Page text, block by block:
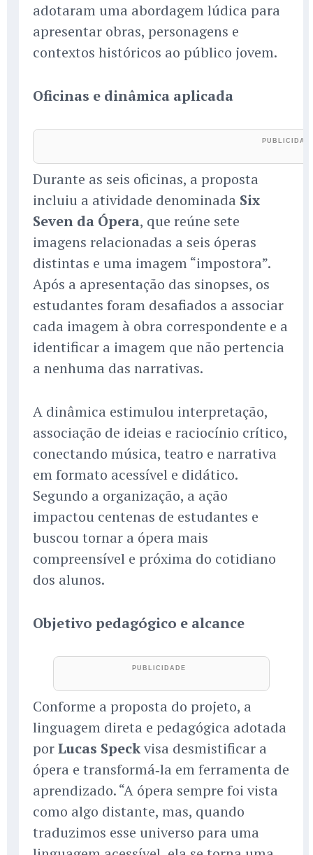
adotaram uma abordagem lúdica para
apresentar obras, personagens e
contextos históricos ao público jovem.
Oficinas e dinâmica aplicada
Durante as seis oficinas, a proposta
incluiu a atividade denominada Six
Seven da Ópera, que reúne sete
imagens relacionadas a seis óperas
distintas e uma imagem “impostora”.
Após a apresentação das sinopses, os
estudantes foram desafiados a associar
cada imagem à obra correspondente e a
identificar a imagem que não pertencia
a nenhuma das narrativas.
A dinâmica estimulou interpretação,
associação de ideias e raciocínio crítico,
conectando música, teatro e narrativa
em formato acessível e didático.
Segundo a organização, a ação
impactou centenas de estudantes e
buscou tornar a ópera mais
compreensível e próxima do cotidiano
dos alunos.
Objetivo pedagógico e alcance
Conforme a proposta do projeto, a
linguagem direta e pedagógica adotada
porLucas Speckvisa desmistificar a
ópera e transformá‑la em ferramenta de
aprendizado. “A ópera sempre foi vista
como algo distante, mas, quando
traduzimos esse universo para uma